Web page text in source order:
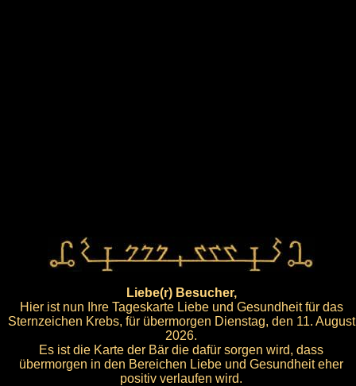
Liebe(r) Besucher,
Hier ist nun Ihre Tageskarte Liebe und Gesundheit für das
Sternzeichen Krebs, für übermorgen Dienstag, den 11. August
2026.
Es ist die Karte der Bär die dafür sorgen wird, dass
übermorgen in den Bereichen Liebe und Gesundheit eher
positiv verlaufen wird.